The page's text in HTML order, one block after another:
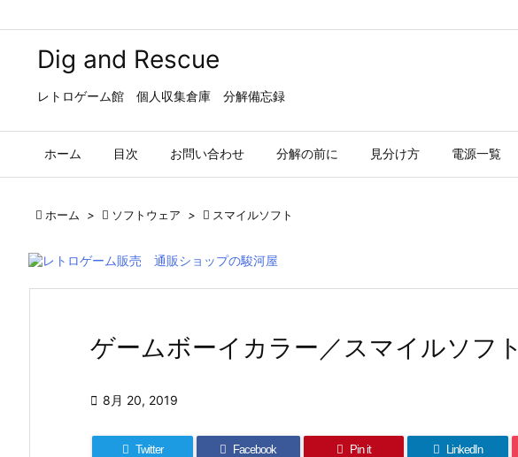
Dig and Rescue
レトロゲーム館 個人収集倉庫 分解備忘録
ホーム 目次 お問い合わせ 分解の前に 見分け方 電源一覧
 ホーム >  ソフトウェア >  スマイルソフト
ゲームボーイカラー／スマイルソフト
 8月 20, 2019
Twitter Facebook Pin it LinkedIn